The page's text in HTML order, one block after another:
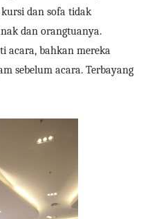
dan sofa tidak
dan orangtuanya.
acara, bahkan mereka
sebelum acara. Terbayang